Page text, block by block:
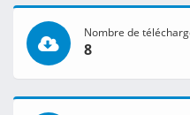
Nombre de
8